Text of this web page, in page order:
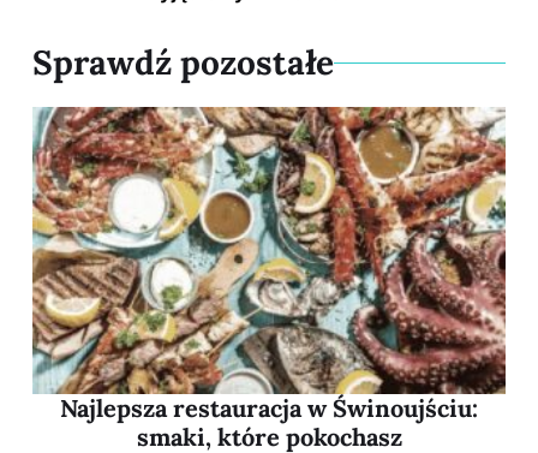
Sprawdź pozostałe
Najlepsza restauracja w Świnoujściu:
smaki, które pokochasz